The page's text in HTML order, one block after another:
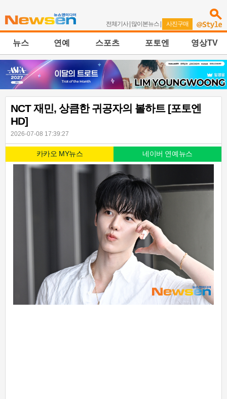
전체기사| 많이본뉴스 | 사진구매
뉴스 연예 스포츠 포토엔 영상TV
NCT 재민, 상큼한 귀공자의 볼하트 [포토엔
HD]
2026-07-08 17:39:27
카카오 MY뉴스 네이버 연예뉴스